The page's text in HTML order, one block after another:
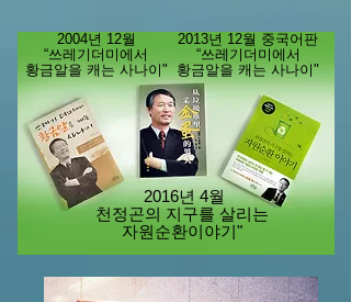
2004년 12월
“쓰레기더미에서
황금알을 캐는 사나이"
​ 2016년 4월
천정곤의 지구를 살리는
자원순환이야기"
2013년 12월 중국어판
“쓰레기더미에서
황금알을 캐는 사나이"